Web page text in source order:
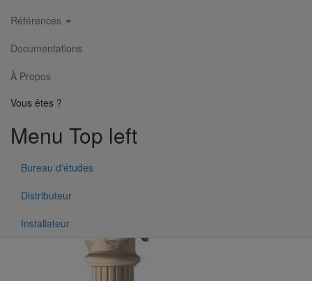
Références
Documentations
À Propos
Vous êtes ?
Menu Top left
Bureau d'études
Distributeur
Installateur
Pied de chute rond coudé - gamme résidentielle - DN100 - 1M000
résidentielle - DN100 - 1M000